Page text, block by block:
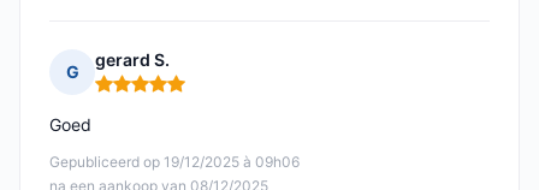
G
gerard S.
Opmerking: 5 van 5
Gepubliceerd op 19/12/2025 à 09h06
na een aankoop van 08/12/2025
Goed